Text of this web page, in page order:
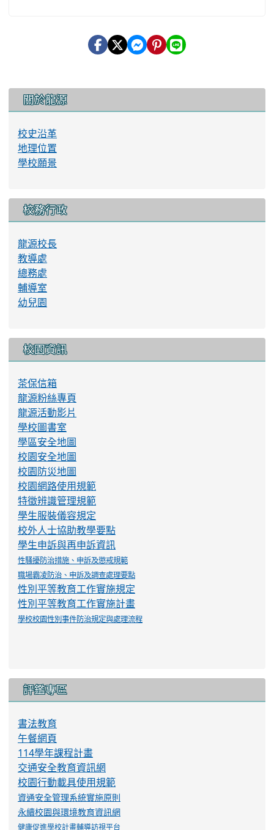
關於龍源
校史沿革
地理位置
學校願景
校務行政
龍源校長
教導處
總務處
輔導室
幼兒園
校園資訊
茶保信箱
龍源粉絲專頁
龍源活動影片
學校圖書室
學區安全地圖
校園安全地圖
校園防災地圖
校園網路使用規範
特徵辨識管理規範
學生服裝儀容規定
校外人士協助教學要點
學生申訴與再申訴資訊
性騷擾防治措施、申訴及懲戒規範
職場霸凌防治、申訴及調查處理要點
性別平等教育工作實施規定
性別平等教育工作實施計畫
學校校園性別事件防治規定與處理流程
評鑑專區
書法教育
午餐網頁
114學年課程計畫
交通安全教育資訊網
校園行動載具使用規範
資通安全管理系統實施原則
永續校園與環境教育資訊網
健康促進學校計畫輔導訪視平台